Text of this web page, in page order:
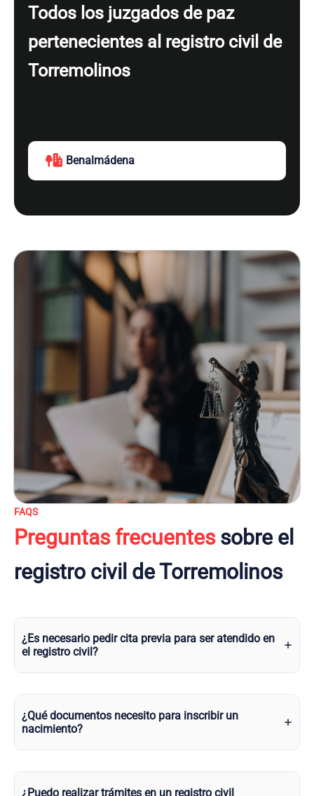
Todos los juzgados de paz
pertenecientes al registro civil de
Torremolinos
Benalmádena
FAQS
Preguntas frecuentessobre el
registro civil de Torremolinos
¿Es necesario pedir cita previa para ser atendido en
el registro civil?
¿Qué documentos necesito para inscribir un
nacimiento?
¿Puedo realizar trámites en un registro civil